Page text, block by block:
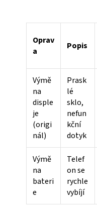
Oprav
a
Popis
Výmě
na
disple
je
(origi
nál)
Prask
lé
sklo,
nefun
kční
dotyk
Výmě
na
bateri
e
Telef
on se
rychle
vybíjí